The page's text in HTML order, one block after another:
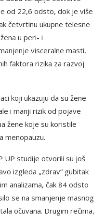
od 22,6 odsto, dok je više
četvrtinu ukupne telesne
u peri- i
visceralne masti,
faktora rizika za razvoj
koji ukazuju da su žene
i manji rizik od pojave
žene koje su koristile
menopauzu.
UP studije otvorili su još
izgleda „zdrav“ gubitak
analizama, čak 84 odsto
se na smanjenje masnog
očuvana. Drugim rečima,